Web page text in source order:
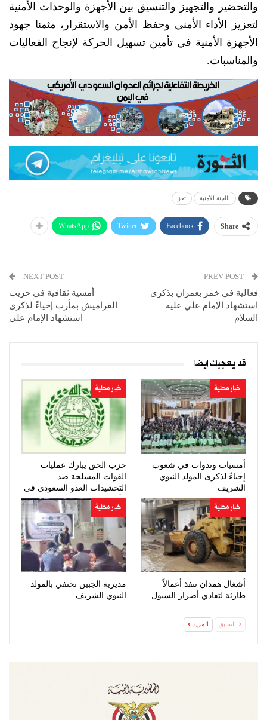
والتحضير والتجهيز والتنسيق بين الأجهزة والوحدات الأمنية
لتعزيز الأداء الأمني وحفظ الأمن والاستقرار، مثمنا جهود
الأجهزة الأمنية في تأمين تسهيل الحركة لإنجاح الفعاليات
والمناسبات.
اللجنة الأمنية تعز
Share
Facebook
Twitter
WhatsApp
فعالية في خمر بعمران بذكرى
استشهاد الإمام علي عليه
السلام
NEXT POST
أمسية ثقافية في حريب
القراميش بمأرب إحياءً لذكرى
استشهاد الإمام علي
قد يعجبك ايضا
اخبار محلية
أمسيات وندوات في شعوب
إحياءً لذكرى المولد النبوي
الشريف
اخبار محلية
حزب الحق يبارك عمليات
القوات المسلحة ضد
التحشيدات العدو السعودي في
مأرب وحضرموت
اخبار محلية
أشغال همدان تنفذ أعمالاً
طارئة لتفادي أضرار السيول
اخبار محلية
مديرية الجبين تحتفي بالمولد
النبوي الشريف
السابق المزيد